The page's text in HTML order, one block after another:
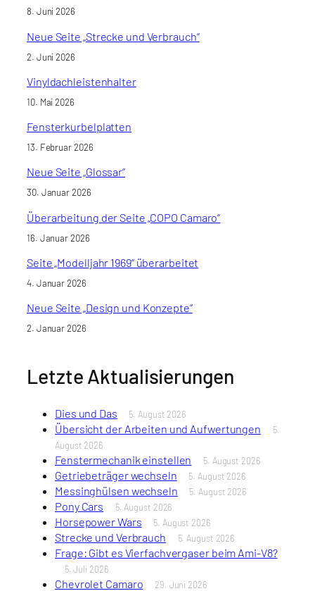
8. Juni 2026
Neue Seite „Strecke und Verbrauch“
2. Juni 2026
Vinyldachleistenhalter
10. Mai 2026
Fensterkurbelplatten
13. Februar 2026
Neue Seite „Glossar“
30. Januar 2026
Überarbeitung der Seite „COPO Camaro“
16. Januar 2026
Seite „Modelljahr 1969“ überarbeitet
4. Januar 2026
Neue Seite „Design und Konzepte“
2. Januar 2026
Letzte Aktualisierungen
Dies und Das 5. August 2026
Übersicht der Arbeiten und Aufwertungen
5.
August 2026
Fenstermechanik einstellen 5. August 2026
Getriebeträger wechseln 5. August 2026
Messinghülsen wechseln 5. August 2026
Pony Cars 5. August 2026
Horsepower Wars 5. August 2026
Strecke und Verbrauch 5. August 2026
Frage: Gibt es Vierfachvergaser beim Ami-V8?
5. Juli 2026
Chevrolet Camaro 29. Juni 2026